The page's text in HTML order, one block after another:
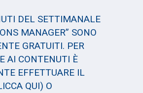
DEL SETTIMANALE
MANAGER” SONO
GRATUITI. PER
AI CONTENUTI È
EFFETTUARE IL
QUI) O